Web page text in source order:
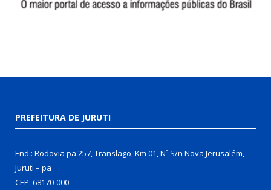
PREFEITURA DE JURUTI
End.: Rodovia pa 257, Translago, Km 01, Nº S/n Nova Jerusalém,
Juruti – pa
CEP: 68170-000